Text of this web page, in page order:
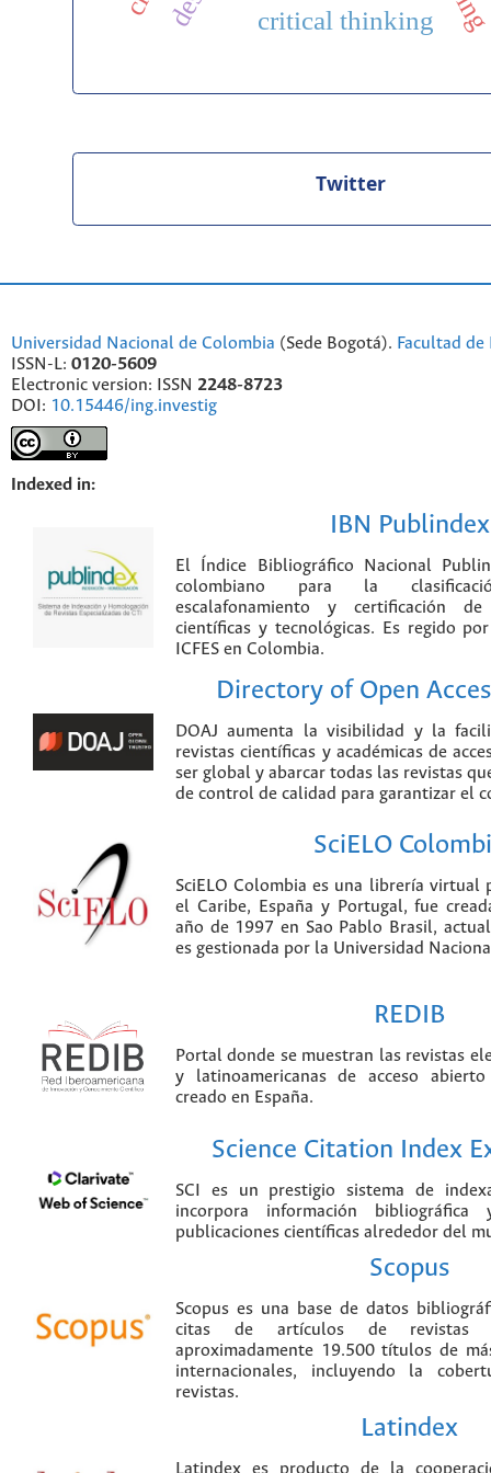
critical thinking
Twitter
Universidad Nacional de Colombia (Sede Bogotá). Facultad
ISSN-L: 0120-5609
Electronic version: ISSN 2248-8723
DOI: 10.15446/ing.investig
Indexed in:
IBN Publindex
El Índice Bibliográfico Nacional
colombiano para la
escalafonamiento y certificación
científicas y tecnológicas. Es regido
ICFES en Colombia.
Directory of Open
DOAJ aumenta la visibilidad y la
revistas científicas y académicas de
ser global y abarcar todas las revistas
de control de calidad para garantizar el
SciELO
SciELO Colombia es una librería virtual
el Caribe, España y Portugal, fue
año de 1997 en Sao Pablo Brasil,
es gestionada por la Universidad
REDIB
Portal donde se muestran las revistas
y latinoamericanas de acceso
creado en España.
Science Citation Index
SCI es un prestigio sistema de
incorpora información
publicaciones científicas alrededor del
Scopus
Scopus es una base de datos
citas de artículos de revistas
aproximadamente 19.500 títulos de
internacionales, incluyendo la
revistas.
Latindex